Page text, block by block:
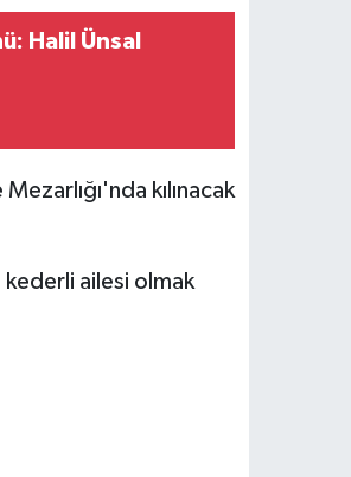
Halil Ünsal
kılınacak
kederli ailesi olmak